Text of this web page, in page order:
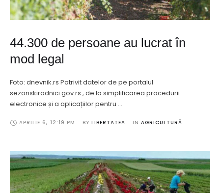
44.300 de persoane au lucrat în
mod legal
Foto: dnevnik.rs Potrivit datelor de pe portalul
sezonskiradnici.gov.rs , de la simplificarea procedurii
electronice și a aplicațiilor pentru …
APRILIE 6, 12:19 PM BY LIBERTATEA IN AGRICULTURĂ